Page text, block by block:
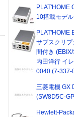
PLAT'HOME
10搭載モデ
PLAT'HOME
サブスクリ
間付き
内田洋行 イ
0040 (7-337-
三菱電機 GX
(SW8D5C-
Hewlett-